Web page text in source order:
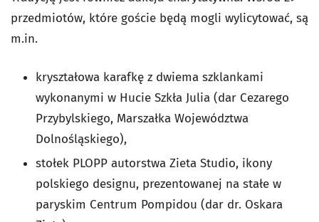
przedmiotów, które goście będą mogli wylicytować, są
m.in.
kryształowa karafkę z dwiema szklankami
wykonanymi w Hucie Szkła Julia (dar Cezarego
Przybylskiego, Marszałka Województwa
Dolnośląskiego),
stołek PLOPP autorstwa Zieta Studio, ikony
polskiego designu, prezentowanej na stałe w
paryskim Centrum Pompidou (dar dr. Oskara